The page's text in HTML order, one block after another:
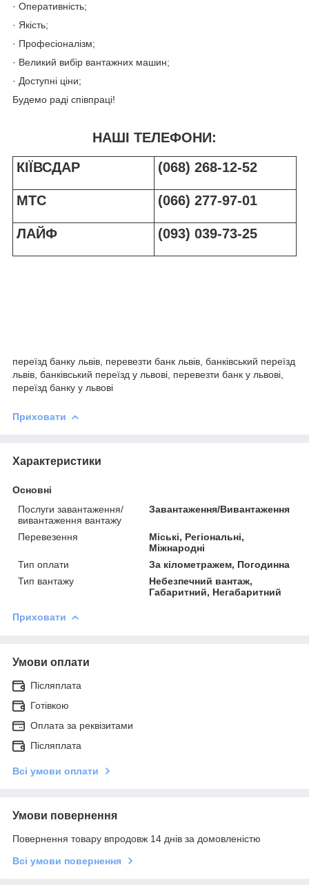
· Оперативність;
· Якість;
· Професіоналізм;
· Великий вибір вантажних машин;
· Доступні ціни;
Будемо раді співпраці!
НАШІ ТЕЛЕФОНИ:
КІЇВСДАР
(068) 268-12-52
МТС (066) 277-97-01
ЛАЙФ (093) 039-73-25
переїзд банку львів, перевезти банк львів, банківський переїзд
львів, банківський переїзд у львові, перевезти банк у львові,
переїзд банку у львові
Приховати
Характеристики
Основні
Послуги завантаження/
вивантаження вантажу
Завантаження/Вивантаження
Перевезення
Міські, Регіональні,
Міжнародні
Тип оплати
За кілометражем, Погодинна
Тип вантажу
Небезпечний вантаж,
Габаритний, Негабаритний
Приховати
Умови оплати
Післяплата
Готівкою
Оплата за реквізитами
Післяплата
Всі умови оплати
Умови повернення
Повернення товару впродовж 14 днів за домовленістю
Всі умови повернення